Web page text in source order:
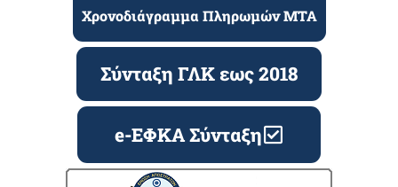
Χρονοδιάγραμμα Πληρωμών ΜΤΑ
Σύνταξη ΓΛΚ εως 2018
e-ΕΦΚΑ Σύνταξη